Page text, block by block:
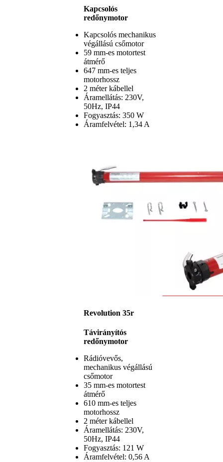
Kapcsolós
redőnymotor
Kapcsolós mechanikus
végállású csőmotor
59 mm-es motortest
átmérő
647 mm-es teljes
motorhossz
2 méter kábellel
Áramellátás: 230V,
50Hz, IP44
Fogyasztás: 350 W
Áramfelvétel: 1,34 A
Revolution 35r
Távirányítós
redőnymotor
Rádióvevős,
mechanikus végállású
csőmotor
35 mm-es motortest
átmérő
610 mm-es teljes
motorhossz
2 méter kábellel
Áramellátás: 230V,
50Hz, IP44
Fogyasztás: 121 W
Áramfelvétel: 0,56 A